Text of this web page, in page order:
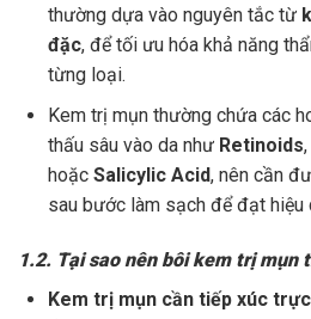
thường dựa vào nguyên tắc từ
đặc, để tối ưu hóa khả năng
từng loại.
Kem trị mụn thường chứa các
thấu sâu vào da như Retinoids,
hoặc Salicylic Acid, nên cần
sau bước làm sạch để đạt hiệu
1.2. Tại sao nên bôi kem trị mụn
Kem trị mụn cần tiếp xúc